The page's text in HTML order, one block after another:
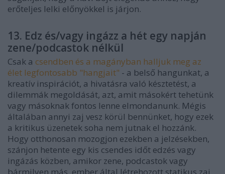
erőteljes lelki előnyökkel is járjon.
13. Edz és/vagy ingázz a hét egy napján
zene/podcastok nélkül
Csak a csendben és a magányban halljuk meg az
élet legfontosabb "hangjait" - a belső hangunkat, a
kreatív inspirációt, a hivatásra való késztetést, a
dilemmák megoldását, azt, amit másokért tehetünk
vagy másoknak fontos lenne elmondanunk. Mégis
általában annyi zaj vesz körül bennünket, hogy ezek
a kritikus üzenetek soha nem jutnak el hozzánk.
Hogy otthonosan mozogjon ezekben a jelzésekben,
szánjon hetente egy kis csendes időt edzés vagy
ingázás közben, amikor zene, podcastok vagy